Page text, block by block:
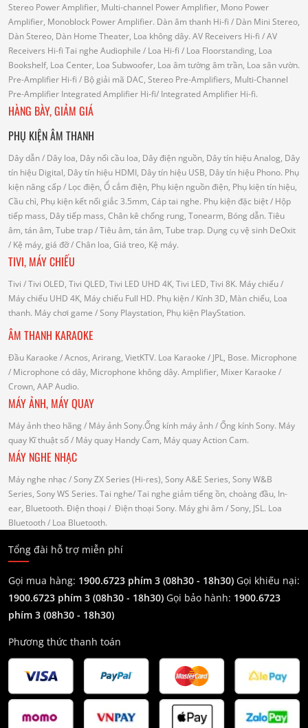
Stereo Power Amplifier, Multi-channel Power Amplifier, Mono Power
Amplifier, Monoblock Power Amplifier. Dàn âm thanh Hi-fi / Dàn Mini Stereo,
Dàn Stereo, Dàn Home Theater, Loa không dây. AV Receivers Hi-fi / AV
Receivers Hi-fi Tai nghe Audiophile / Loa Hi-fi / Loa Floorstanding, Loa
Bookshelf, Loa Center, Loa Subwoofer, Loa âm tường âm trần, Loa sân vườn.
Pre-Amplifier Hi-fi / Bộ giải mã DAC, Stereo Pre-Amplifiers, Multi-Channel
Pre-Amplifier Integrated Amplifier Hi-fi/ Integrated Amplifier Hi-fi.
HÀNG BÀY, GIẢM GIÁ
PHỤ KIỆN ÂM THANH
Dây dẫn/ Dây loa, Dây nối cầu loa, Dây điện nguồn, Dây tín hiệu Analog, Dây
tín hiệu Digital, Dây tín hiệu HDMI, Dây tín hiệu USB, Dây tín hiệu Phono. Phụ
kiện nâng cấp/ Lọc điện, Ổ cắm điện, Phụ kiện nguồn điện, Phụ kiện tín hiệu,
Cầu chì, Phụ kiện kết nối giắc 3.5mm, Cáp tai nghe. Phụ kiện đặc biệt/ Hộp
tiếp mass, Dây tiếp mass, Chân kê chống rung, Tonearm, Bóng dẫn. Tiêu
âm, tán âm, Tube trap/ Tiêu âm, tán âm, Tube trap. Dụng cụ vệ sinh DeOxit
/ Kệ máy, giá đỡ/ Chân loa, Giá treo, Kệ máy.
TIVI, MÁY CHIẾU
Tivi / Tivi OLED, Tivi QLED, Tivi LED UHD 4K, Tivi LED, Tivi 8K. Máy chiếu/
Máy chiếu UHD 4K, Máy chiếu Full HD. Phụ kiện/ Kính 3D, Màn chiếu, Loa
thanh. Máy chơi game / Sony Playstation, Phụ kiện PlayStation.
ÂM THANH KARAOKE
Đầu Karaoke / Acnos, Arirang, VietKTV. Loa Karaoke / JPL, Bose. Microphone
/ Microphone có dây, Microphone không dây. Amplifier, Mixer Karaoke /
Crown, AAP Audio.
MÁY ẢNH, MÁY QUAY
Máy ảnh theo hãng / Máy ảnh Sony.Ống kính máy ảnh / Ống kính Sony. Máy
quay Kĩ thuật số/ Máy quay Handy Cam, Máy quay Action Cam.
MÁY NGHE NHẠC
Máy nghe nhạc / Sony ZX Series (Hi-res), Sony A&E Series, Sony W&B
Series, Sony WS Series. Tai nghe/ Tai nghe giảm tiếng ồn, choàng đầu, In-
ear, Bluetooth. Điện thoại / Điện thoại Sony. Máy ghi âm / Sony, JSL. Loa
Bluetooth/ Loa Bluetooth.
Tổng đài hỗ trợ miễn phí
Gọi mua hàng: 1900.6723 phím 3 (08h30 - 18h30) Gọi khiếu nại:
1900.6723 phím 3 (08h30 - 18h30) Gọi bảo hành: 1900.6723
phím 3 (08h30 - 18h30)
Phương thức thanh toán